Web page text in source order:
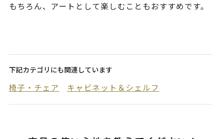
もちろん、アートとして楽しむこともおすすめです。
下記カテゴリにも関連しています
椅子・チェア キャビネット＆シェルフ